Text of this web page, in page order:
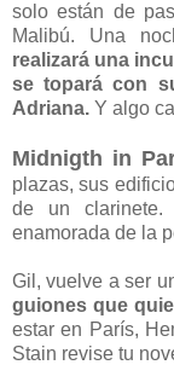
solo están de
Malibú. Una
realizará una
se topará con
Adriana. Y algo
Midnigth in
plazas, sus
de un clarinete.
enamorada de la
Gil, vuelve a ser
guiones que
estar en París,
Stain revise tu